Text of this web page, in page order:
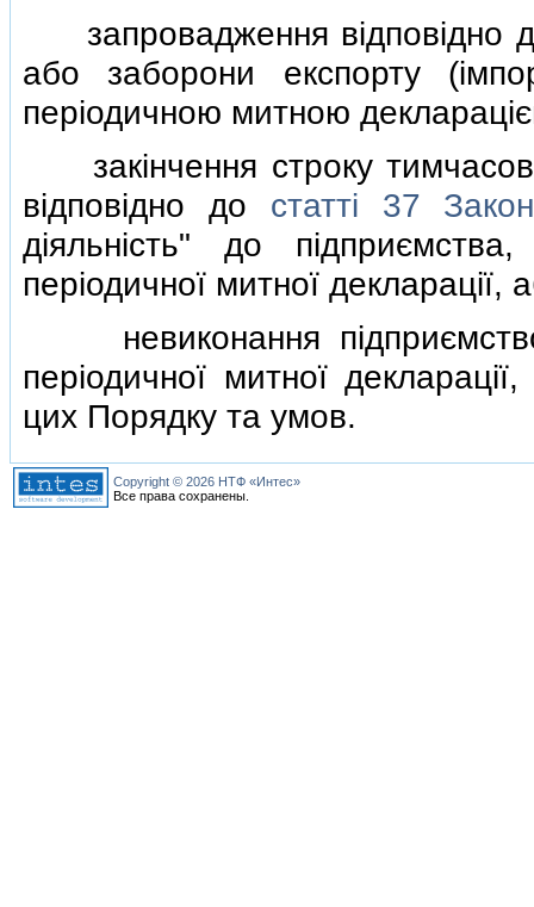
запровадження вiдповiдно
або заборони експорту
перiодичною митною
закiнчення строку
вiдповiдно до статтi 37
дiяльнiсть" до
перiодичної митної декларацiї,
невиконання
перiодичної митної
цих Порядку та умов.
Copyright © 2026 НТФ «Интес»
Все права сохранены.